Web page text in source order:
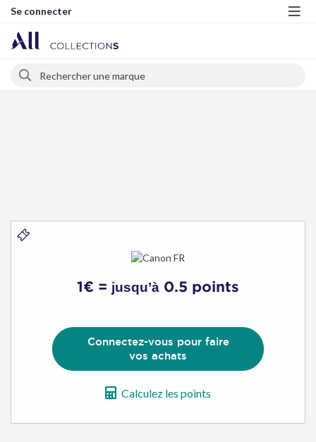
Se connecter
Rechercher
1€ = jusqu’à 0.5 points
Connectez-vous pour faire
vos achats
Calculez les points